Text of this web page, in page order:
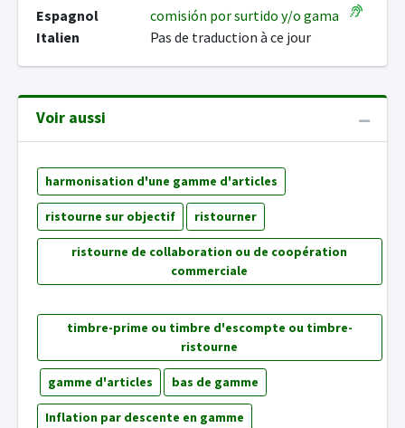
Espagnol
comisión por surtido y/o gama
Italien
Pas de traduction à ce jour
Voir aussi
harmonisation d'une gamme d'articles
ristourne sur objectif ristourner
ristourne de collaboration ou de coopération
commerciale
timbre-prime ou timbre d'escompte ou timbre-
ristourne
gamme d'articles bas de gamme
Inflation par descente en gamme